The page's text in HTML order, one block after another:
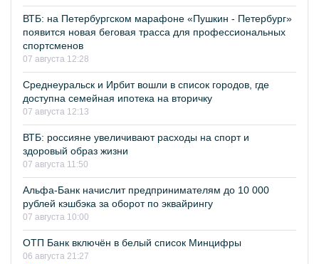
ВТБ: на Петербургском марафоне «Пушкин - Петербург»
появится новая беговая трасса для профессиональных
спортсменов
07 августа 12:28
Среднеуральск и Ирбит вошли в список городов, где
доступна семейная ипотека на вторичку
07 августа 12:13
ВТБ: россияне увеличивают расходы на спорт и
здоровый образ жизни
07 августа 11:50
Альфа-Банк начислит предпринимателям до 10 000
рублей кэшбэка за оборот по эквайрингу
07 августа 10:00
ОТП Банк включён в белый список Минцифры
06 августа 21:27